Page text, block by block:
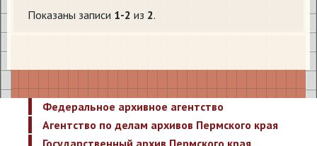
Показаны записи 1-2 из 2.
Федеральное архивное агентство
Агентство по делам архивов Пермского края
Государственный архив Пермского края